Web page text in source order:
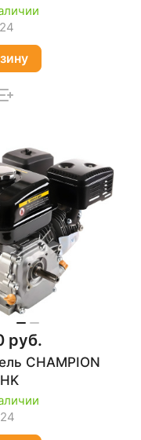
руб.
CHAMPION